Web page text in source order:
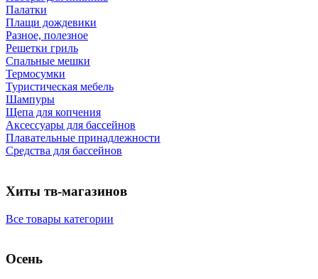
Палатки
Плащи дождевики
Разное, полезное
Решетки гриль
Спальные мешки
Термосумки
Туристическая мебель
Шампуры
Щепа для копчения
Аксессуары для бассейнов
Плавательные принадлежности
Средства для бассейнов
Хиты тв-магазинов
Все товары категории
Осень